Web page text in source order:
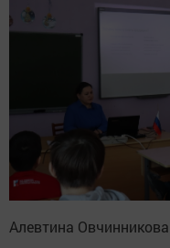
Алевтина